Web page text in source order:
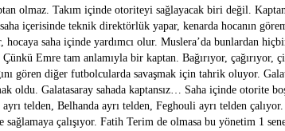
olmaz. Takım içinde otoriteyi sağlayacak biri değil.
saha içerisinde teknik direktörlük yapar, kenarda hocanın
saha içinde yardımcı olur. Muslera’da bunlardan
Emre tam anlamıyla bir kaptan. Bağırıyor, çağırıyor,
gören diğer futbolcularda savaşmak için tahrik oluyor.
oldu. Galatasaray sahada kaptansız… Saha içinde otorite
ayrı telden, Belhanda ayrı telden, Feghouli ayrı telden
sağlamaya çalışıyor. Fatih Terim de olmasa bu yönetim 1